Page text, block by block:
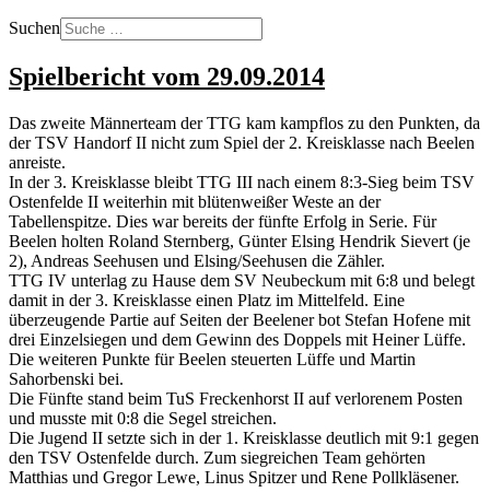
Suchen
Spielbericht vom 29.09.2014
Das zweite Männerteam der TTG kam kampflos zu den Punkten, da
der TSV Handorf II nicht zum Spiel der 2. Kreisklasse nach Beelen
anreiste.
In der 3. Kreisklasse bleibt TTG III nach einem 8:3-Sieg beim TSV
Ostenfelde II weiterhin mit blütenweißer Weste an der
Tabellenspitze. Dies war bereits der fünfte Erfolg in Serie. Für
Beelen holten Roland Sternberg, Günter Elsing Hendrik Sievert (je
2), Andreas Seehusen und Elsing/Seehusen die Zähler.
TTG IV unterlag zu Hause dem SV Neubeckum mit 6:8 und belegt
damit in der 3. Kreisklasse einen Platz im Mittelfeld. Eine
überzeugende Partie auf Seiten der Beelener bot Stefan Hofene mit
drei Einzelsiegen und dem Gewinn des Doppels mit Heiner Lüffe.
Die weiteren Punkte für Beelen steuerten Lüffe und Martin
Sahorbenski bei.
Die Fünfte stand beim TuS Freckenhorst II auf verlorenem Posten
und musste mit 0:8 die Segel streichen.
Die Jugend II setzte sich in der 1. Kreisklasse deutlich mit 9:1 gegen
den TSV Ostenfelde durch. Zum siegreichen Team gehörten
Matthias und Gregor Lewe, Linus Spitzer und Rene Pollkläsener.